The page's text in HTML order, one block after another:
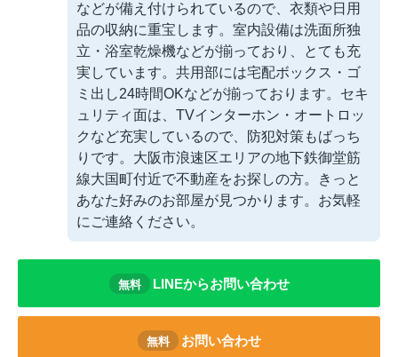
などが備え付けられているので、衣類や日用
品の収納に重宝します。室内設備は洗面所独
立・浴室乾燥機などが揃っており、とても充
実しています。共用部には宅配ボックス・ゴ
ミ出し24時間OKなどが揃っております。セキ
ュリティ面は、TVインターホン・オートロッ
クなど充実しているので、防犯対策もばっち
りです。大阪市浪速区エリアの地下鉄御堂筋
線大国町付近で不動産をお探しの方。きっと
あなた好みのお部屋が見つかります。お気軽
にご連絡ください。
無料 LINEからお問い合わせ
無料 お問い合わせ